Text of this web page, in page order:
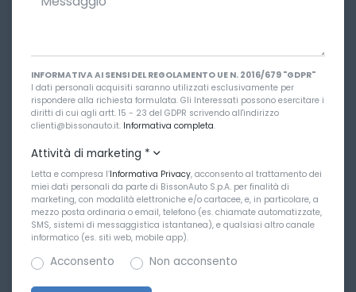
INFORMATIVA AI SENSI DEL REGOLAMENTO UE N. 2016/679 "GDPR"
I dati personali acquisiti saranno utilizzati esclusivamente per
rispondere alla richiesta formulata. Gli Interessati possono esercitare i
diritti di cui agli artt. 15 - 23 del GDPR scrivendo all'indirizzo
clienti@bissonauto.it. Informativa completa.
Attività di marketing *
Letta e compresa l’Informativa Privacy, acconsento al trattamento dei
miei dati personali da parte di BissonAuto S.p.A. per finalità di
marketing, con modalità elettroniche e/o cartacee, e, in particolare, a
mezzo posta ordinaria o email, telefono (es. chiamate automatizzate,
SMS, sistemi di messaggistica istantanea), e qualsiasi altro canale
informatico (es. siti web, mobile app).
Acconsento Non acconsento